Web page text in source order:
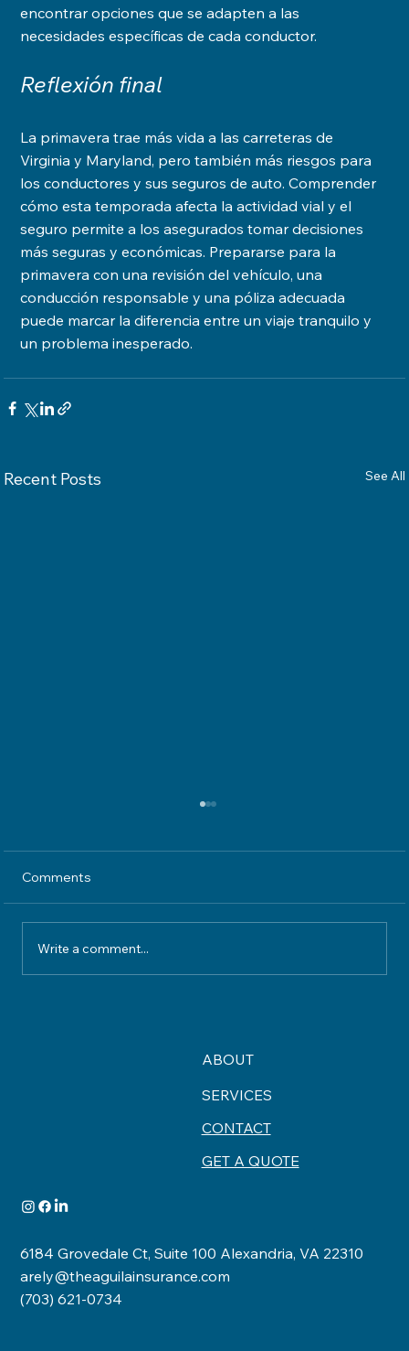
encontrar opciones que se adapten a las
necesidades específicas de cada conductor.
Reflexión final
La primavera trae más vida a las carreteras de
Virginia y Maryland, pero también más riesgos para
los conductores y sus seguros de auto. Comprender
cómo esta temporada afecta la actividad vial y el
seguro permite a los asegurados tomar decisiones
más seguras y económicas. Prepararse para la
primavera con una revisión del vehículo, una
conducción responsable y una póliza adecuada
puede marcar la diferencia entre un viaje tranquilo y
un problema inesperado.
Recent Posts See All
Comments
Write a comment...
ABOUT
SERVICES
CONTACT
GET A QUOTE
6184 Grovedale Ct, Suite 100 Alexandria, VA 22310
arely@theaguilainsurance.com
(703) 621-0734